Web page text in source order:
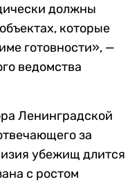
должны
которые
готовности», —
ведомства
Ленинградской
за
убежищ длится
с ростом